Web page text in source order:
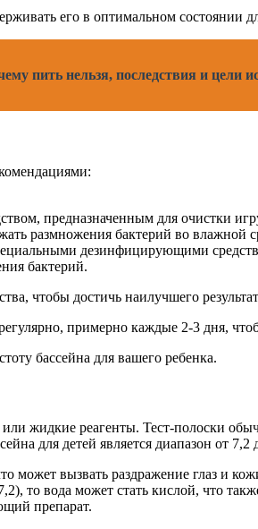
его в оптимальном состоянии
пить нельзя, последствия и цели
предназначенным для очистки
размножения бактерий во влажной
дезинфицирующими
бактерий.
чтобы достичь наилучшего
примерно каждые 2-3 дня,
бассейна для вашего ребенка.
жидкие реагенты. Тест-полоски
для детей является диапазон от 7,2
вызвать раздражение глаз и
вода может стать кислой, что
препарат.